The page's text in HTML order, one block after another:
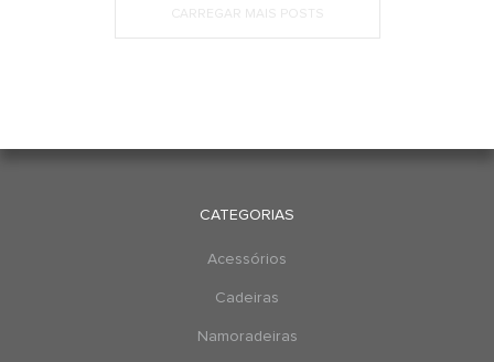
CATEGORIAS
Acessórios
Cadeiras
Namoradeiras